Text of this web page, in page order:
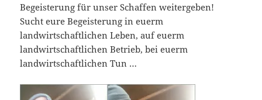
Begeisterung für unser Schaffen weitergeben!
Sucht eure Begeisterung in euerm
landwirtschaftlichen Leben, auf euerm
landwirtschaftlichen Betrieb, bei euerm
landwirtschaftlichen Tun …